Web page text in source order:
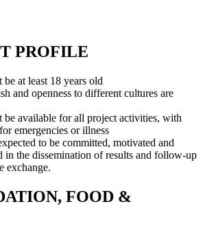
PROFILE
be at least 18 years old
and openness to different cultures are
be available for all project activities, with
emergencies or illness
to be committed, motivated and
in the dissemination of results and follow-up
exchange.
FOOD &